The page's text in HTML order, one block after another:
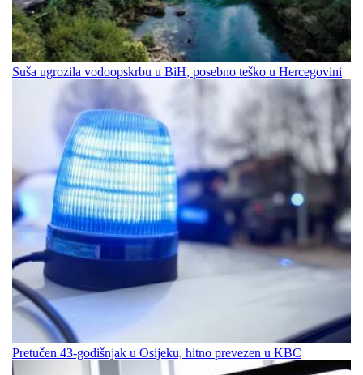
Suša ugrozila vodoopskrbu u BiH, posebno teško u Hercegovini
Pretučen 43-godišnjak u Osijeku, hitno prevezen u KBC